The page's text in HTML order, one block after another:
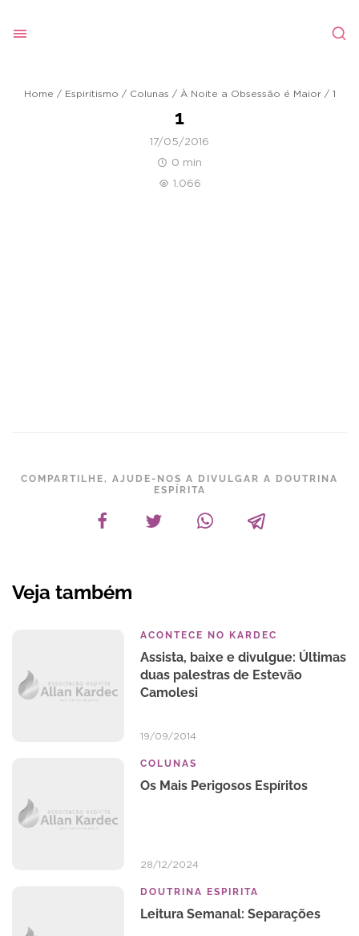
Home / Espiritismo / Colunas / À Noite a Obsessão é Maior/ 1
1
17/05/2016
0 min
1.066
COMPARTILHE, AJUDE-NOS A DIVULGAR A DOUTRINA
ESPÍRITA
Veja também
ACONTECE NO KARDEC
Assista, baixe e divulgue: Últimas
duas palestras de Estevão
Camolesi
19/09/2014
COLUNAS
Os Mais Perigosos Espíritos
28/12/2024
DOUTRINA ESPIRITA
Leitura Semanal: Separações